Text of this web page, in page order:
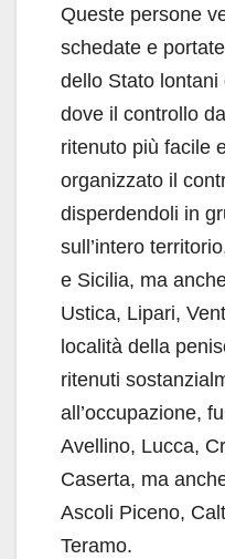
Queste persone
schedate e
dello Stato
dove il controllo
ritenuto più facile
organizzato il
disperdendoli in
sull’intero
e Sicilia, ma
Ustica, Lipari,
località della
ritenuti
all’occupazione,
Avellino, Lucca,
Caserta, ma
Ascoli Piceno,
Teramo.